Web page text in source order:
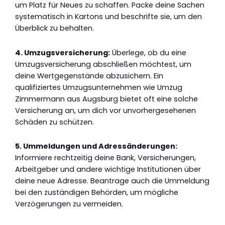
um Platz für Neues zu schaffen. Packe deine Sachen
systematisch in Kartons und beschrifte sie, um den
Überblick zu behalten.
4. Umzugsversicherung: Überlege, ob du eine
Umzugsversicherung abschließen möchtest, um
deine Wertgegenstände abzusichern. Ein
qualifiziertes Umzugsunternehmen wie Umzug
Zimmermann aus Augsburg bietet oft eine solche
Versicherung an, um dich vor unvorhergesehenen
Schäden zu schützen.
5. Ummeldungen und Adressänderungen:
Informiere rechtzeitig deine Bank, Versicherungen,
Arbeitgeber und andere wichtige Institutionen über
deine neue Adresse. Beantrage auch die Ummeldung
bei den zuständigen Behörden, um mögliche
Verzögerungen zu vermeiden.